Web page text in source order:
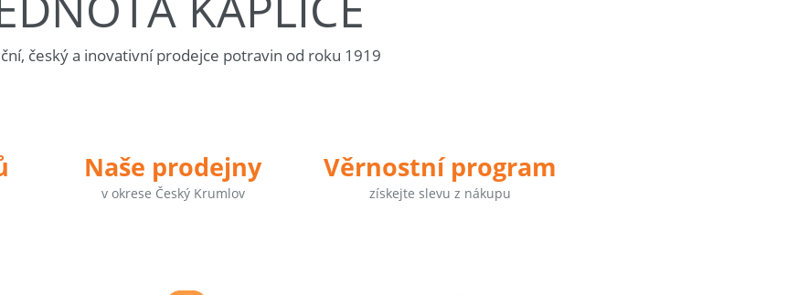
český a inovativní prodejce potravin od roku 1919
Naše prodejny
v okrese Český Krumlov
Věrnostní program
získejte slevu z nákupu